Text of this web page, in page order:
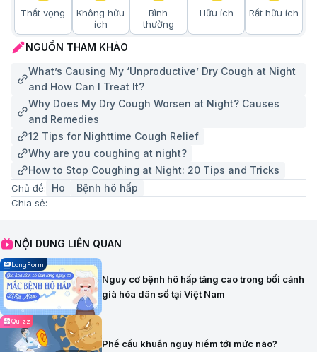
Thất vọng
Không hữu
ích
Bình
thường
Hữu ích Rất hữu ích
NGUỒN THAM KHẢO
What’s Causing My ‘Unproductive’ Dry Cough at Night
and How Can I Treat It?
Why Does My Dry Cough Worsen at Night? Causes
and Remedies
12 Tips for Nighttime Cough Relief
Why are you coughing at night?
How to Stop Coughing at Night: 20 Tips and Tricks
Chủ đề: Ho Bệnh hô hấp
Chia sẻ:
NỘI DUNG LIÊN QUAN
LongForm
Nguy cơ bệnh hô hấp tăng cao trong bối cảnh
già hóa dân số tại Việt Nam
Quizz
Phế cầu khuẩn nguy hiểm tới mức nào?